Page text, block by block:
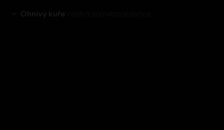
Ohnivý kuře